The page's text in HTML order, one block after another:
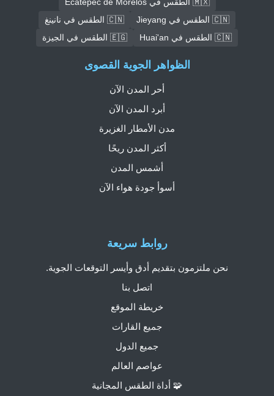
🇨🇳 الطقس في Jieyang
🇨🇳 الطقس في نانينغ
🇨🇳 الطقس في Huai'an
🇪🇬 الطقس في الجيزة
روابط سريعة
نحن ملتزمون بتقديم أدق وأيسر التوقعات الجوية.
اتصل بنا
خريطة الموقع
جميع القارات
جميع الدول
عواصم العالم
🧩 أداة الطقس المجانية
الظواهر الجوية القصوى
أحر المدن الآن
أبرد المدن الآن
مدن الأمطار الغزيرة
أكثر المدن ريحًا
أشمس المدن
أسوأ جودة هواء الآن